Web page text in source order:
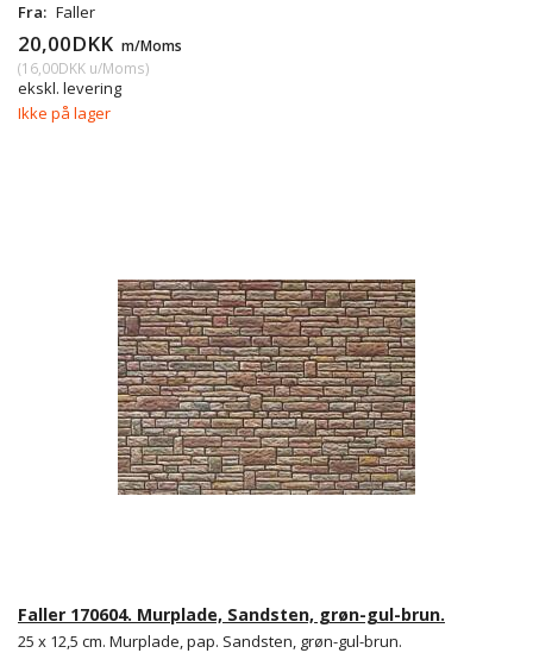
Fra: Faller
20,00DKK m/Moms
(16,00DKK u/Moms)
ekskl. levering
Ikke på lager
Faller 170604. Murplade, Sandsten, grøn-gul-brun.
25 x 12,5 cm. Murplade, pap. Sandsten, grøn-gul-brun.